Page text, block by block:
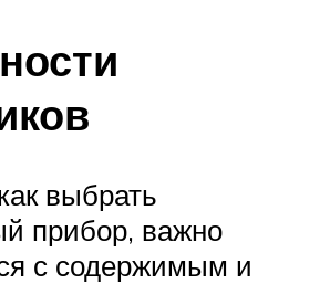
выбрать
прибор, важно
с содержимым и